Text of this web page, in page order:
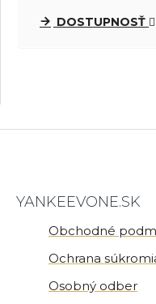
Kolekcia Milano
Bytový parfum
DOSTUPNOSŤ
YANKEEVONE.SK
Obchodné
Ochrana
Osobný odber